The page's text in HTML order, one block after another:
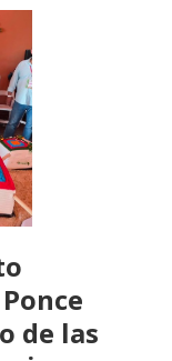
de las